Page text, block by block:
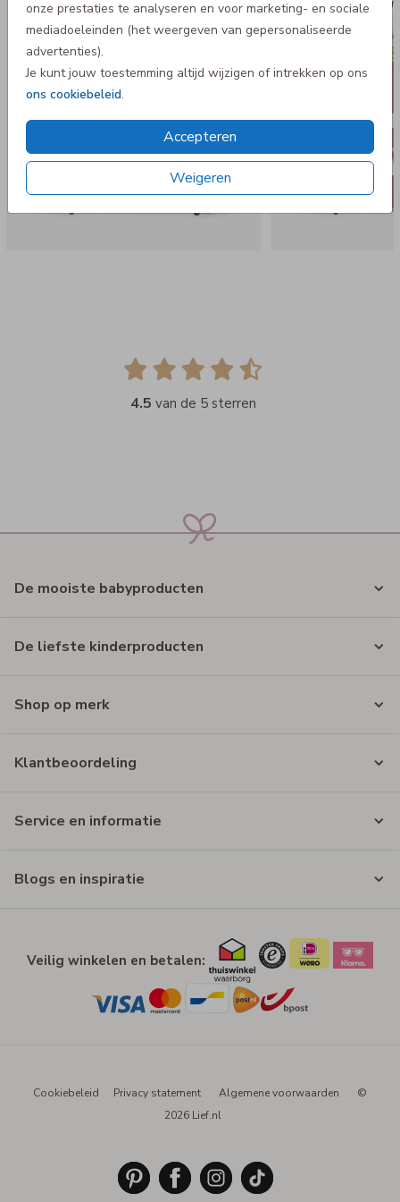
onze prestaties te analyseren en voor marketing- en sociale
mediadoeleinden (het weergeven van gepersonaliseerde
advertenties).
Je kunt jouw toestemming altijd wijzigen of intrekken op ons
ons cookiebeleid.
Accepteren
Weigeren
Koffertje
4.5 van de 5 sterren
De mooiste babyproducten
De liefste kinderproducten
Shop op merk
Klantbeoordeling
Service en informatie
Blogs en inspiratie
Veilig winkelen en betalen:
Cookiebeleid Privacy statement Algemene voorwaarden
©
2026 Lief.nl